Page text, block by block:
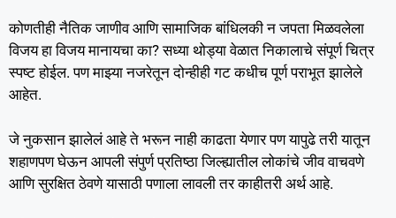
कोणतीही नैतिक जाणीव आणि सामाजिक बांधिलकी न जपता मिळवलेला
विजय हा विजय मानायचा का? सध्या थोड्या वेळात निकालाचे संपूर्ण चित्र
स्पष्ट होईल. पण माझ्या नजरेतून दोन्हीही गट कधीच पूर्ण पराभूत झालेले
आहेत.
जे नुकसान झालेलं आहे ते भरून नाही काढता येणार पण यापुढे तरी यातून
शहाणपण घेऊन आपली संपुर्ण प्रतिष्ठा जिल्ह्यातील लोकांचे जीव वाचवणे
आणि सुरक्षित ठेवणे यासाठी पणाला लावली तर काहीतरी अर्थ आहे.